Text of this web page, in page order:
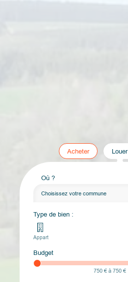
Acheter Louer
Où ?
Choisissez votre commune
Type de bien :
Appart
Budget
750 € à 750 €